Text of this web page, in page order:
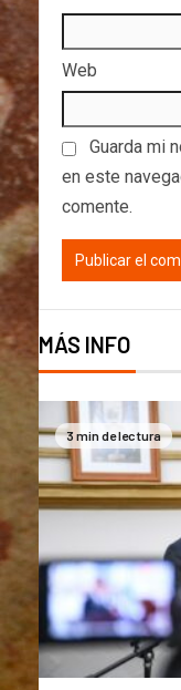
Web
Guarda mi
en este
comente.
MÁS INFO
3 min de lectura